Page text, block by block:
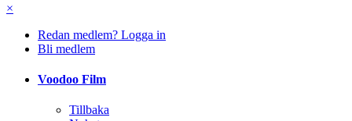
×
Redan medlem? Logga in
Bli medlem
Voodoo Film
Tillbaka